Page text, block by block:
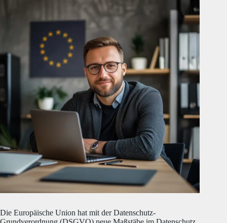
Die Europäische Union hat mit der Datenschutz-